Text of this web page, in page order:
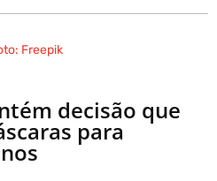
decisão que
para